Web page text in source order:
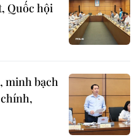
Quốc hội
minh bạch